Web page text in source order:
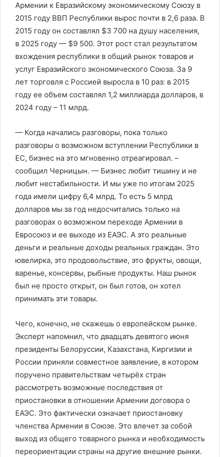
Армении к Евразийскому экономическому Союзу в
2015 году ВВП Республики вырос почти в 2,6 раза. В
2015 году он составлял $3 700 на душу населения,
в 2025 году — $9 500. Этот рост стал результатом
вхождения республики в общий рынок товаров и
услуг Евразийского экономического Союза. За 9
лет торговля с Россией выросла в 10 раз: в 2015
году ее объем составлял 1,2 миллиарда долларов, в
2024 году – 11 млрд.
— Когда начались разговоры, пока только
разговоры о возможном вступлении Республики в
ЕС, бизнес на это мгновенно отреагировал. –
сообщил Черницын. — Бизнес любит тишину и не
любит нестабильности. И мы уже по итогам 2025
года имели цифру 6,4 млрд. То есть 5 млрд
долларов мы за год недосчитались только на
разговорах о возможном переходе Армении в
Евросоюз и ее выходе из ЕАЭС. А это реальные
деньги и реальные доходы реальных граждан. Это
ювелирка, это продовольствие, это фрукты, овощи,
варенье, консервы, рыбные продукты. Наш рынок
был не просто открыт, он был готов, он хотел
принимать эти товары.
Чего, конечно, не скажешь о европейском рынке.
Эксперт напомнил, что двадцать девятого июня
президенты Белоруссии, Казахстана, Киргизии и
России приняли совместное заявление, в котором
поручено правительствам четырёх стран
рассмотреть возможные последствия от
приостановки в отношении Армении договора о
ЕАЭС. Это фактически означает приостановку
членства Армении в Союзе. Это влечет за собой
выход из общего товарного рынка и необходимость
переориентации страны на другие внешние рынки.